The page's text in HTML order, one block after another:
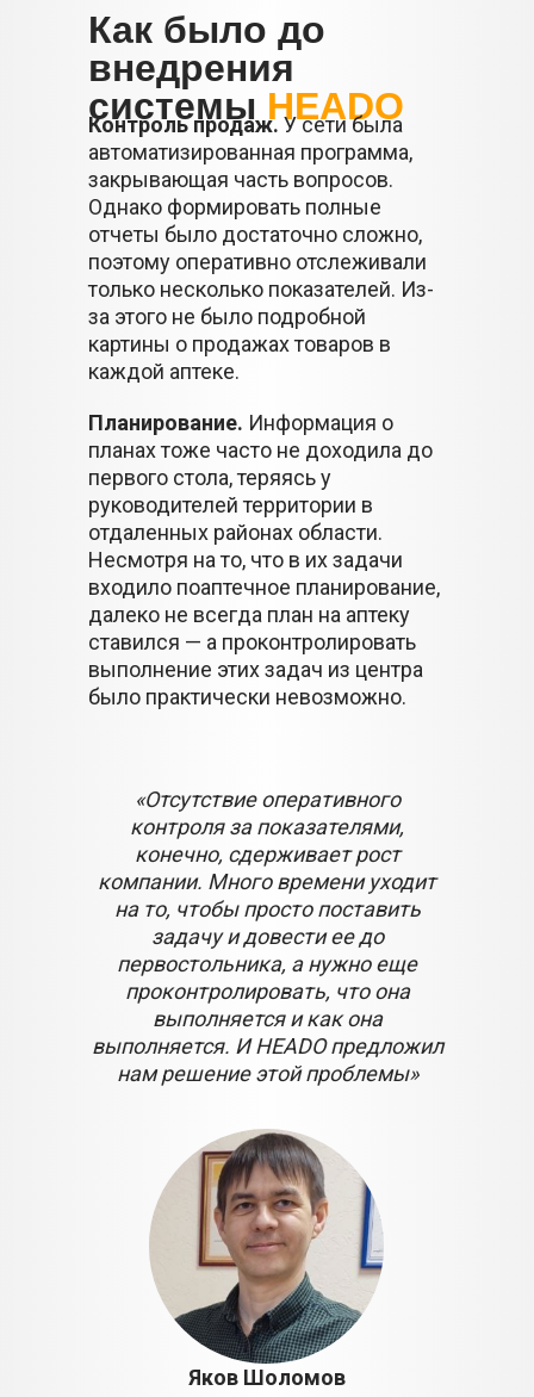
Как было до
внедрения
системы HEADO
Контроль продаж. У сети была
автоматизированная программа,
закрывающая часть вопросов.
Однако формировать полные
отчеты было достаточно сложно,
поэтому оперативно отслеживали
только несколько показателей. Из-
за этого не было подробной
картины о продажах товаров в
каждой аптеке.
Планирование. Информация о
планах тоже часто не доходила до
первого стола, теряясь у
руководителей территории в
отдаленных районах области.
Несмотря на то, что в их задачи
входило поаптечное планирование,
далеко не всегда план на аптеку
ставился — а проконтролировать
выполнение этих задач из центра
было практически невозможно.
«Отсутствие оперативного
контроля за показателями,
конечно, сдерживает рост
компании. Много времени уходит
на то, чтобы просто поставить
задачу и довести ее до
первостольника, а нужно еще
проконтролировать, что она
выполняется и как она
выполняется. И HEADO предложил
нам решение этой проблемы»
Яков Шоломов